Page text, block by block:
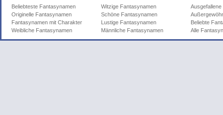
Beliebteste Fantasynamen Witzige Fantasynamen
Originelle Fantasynamen
Schöne Fantasynamen
Fantasynamen mit Charakter
Lustige Fantasynamen
Beliebte
Weibliche Fantasynamen
Männliche Fantasynamen Alle